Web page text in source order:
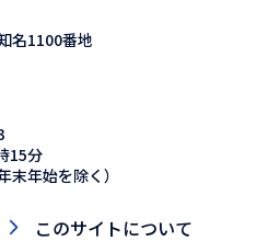
名1100番地
15分
末年始を除く）
このサイトについて